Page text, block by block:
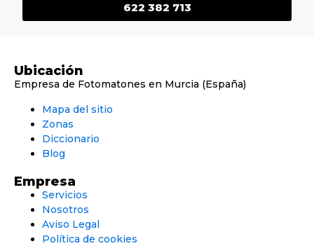
622 382 713
Ubicación
Empresa de Fotomatones en Murcia (España)
Mapa del sitio
Zonas
Diccionario
Blog
Empresa
Servicios
Nosotros
Aviso Legal
Política de cookies